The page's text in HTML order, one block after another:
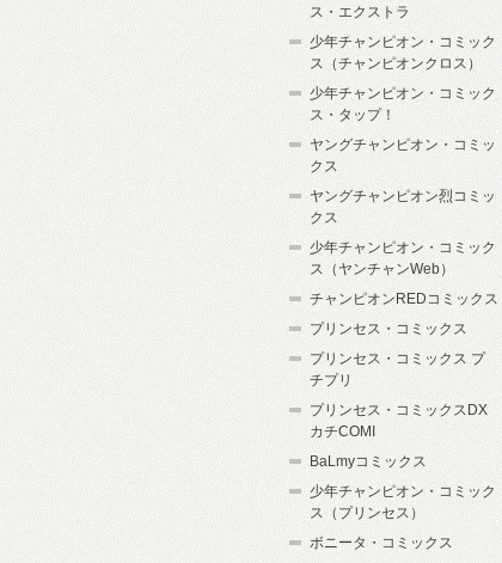
ス・エクストラ
少年チャンピオン・コミック
ス（チャンピオンクロス）
少年チャンピオン・コミック
ス・タップ！
ヤングチャンピオン・コミッ
クス
ヤングチャンピオン烈コミッ
クス
少年チャンピオン・コミック
ス（ヤンチャンWeb）
チャンピオンREDコミックス
プリンセス・コミックス
プリンセス・コミックス プ
チプリ
プリンセス・コミックスDX
カチCOMI
BaLmyコミックス
少年チャンピオン・コミック
ス（プリンセス）
ボニータ・コミックス